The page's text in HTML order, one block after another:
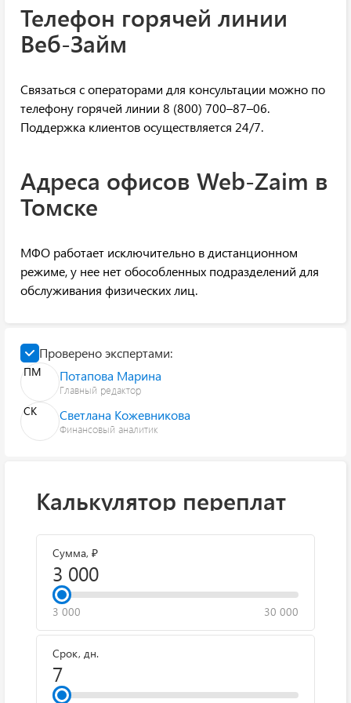
Телефон горячей линии
Веб-Займ
Связаться с операторами для консультации можно по
телефону горячей линии 8 (800) 700–87–06.
Поддержка клиентов осуществляется 24/7.
Адреса офисов Web-Zaim в
Томске
МФО работает исключительно в дистанционном
режиме, у нее нет обособленных подразделений для
обслуживания физических лиц.
Проверено экспертами:
ПМ Потапова Марина
Главный редактор
СК Светлана Кожевникова
Финансовый аналитик
Калькулятор переплат
Сумма, ₽
3 000 30 000
Срок, дн.